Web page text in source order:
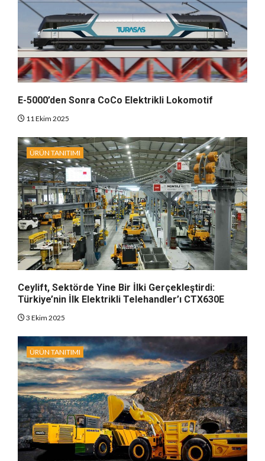
E-5000’den Sonra CoCo Elektrikli Lokomotif
11 Ekim 2025
ÜRÜN TANITIMI
Ceylift, Sektörde Yine Bir İlki Gerçekleştirdi:
Türkiye’nin İlk Elektrikli Telehandler’ı CTX630E
3 Ekim 2025
ÜRÜN TANITIMI